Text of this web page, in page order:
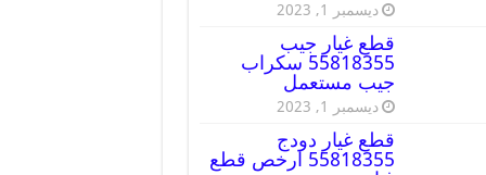
ديسمبر 1, 2023
قطع غيار جيب
55818355 سكراب
جيب مستعمل
ديسمبر 1, 2023
قطع غيار دودج
55818355 ارخص قطع